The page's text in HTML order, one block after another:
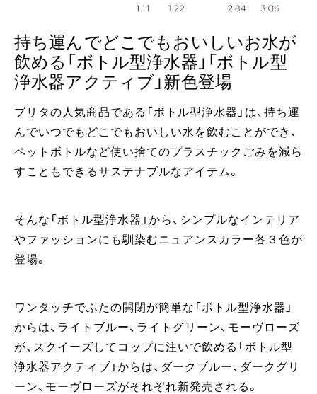
持ち運んでどこでもおいしいお水が
飲める「ボトル型浄水器」「ボトル型
浄水器アクティブ」新色登場
ブリタの人気商品である「ボトル型浄水器」は、持ち運
んでいつでもどこでもおいしい水を飲むことができ、
ペットボトルなど使い捨てのプラスチックごみを減ら
すこともできるサステナブルなアイテム。
そんな「ボトル型浄水器」から、シンプルなインテリア
やファッションにも馴染むニュアンスカラー各３色が
登場。​
ワンタッチでふたの開閉が簡単な「ボトル型浄水器」
からは、ライトブルー、ライトグリーン、モーヴローズ
が、スクイーズしてコップに注いで飲める「ボトル型
浄水器アクティブ」からは、ダークブルー、ダークグリ
ーン、モーヴローズがそれぞれ新発売される。​